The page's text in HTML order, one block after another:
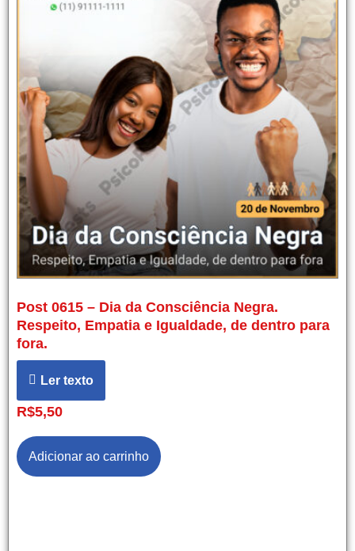
Post 0615 – Dia da Consciência Negra.
Respeito, Empatia e Igualdade, de dentro para
fora.
Ler texto
R$5,50
Adicionar ao carrinho